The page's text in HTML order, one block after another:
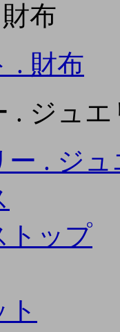
布
. 財布
. ジュエ
ー . ジ
トップ